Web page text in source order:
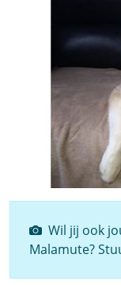
Wil jij ook
Malamute?